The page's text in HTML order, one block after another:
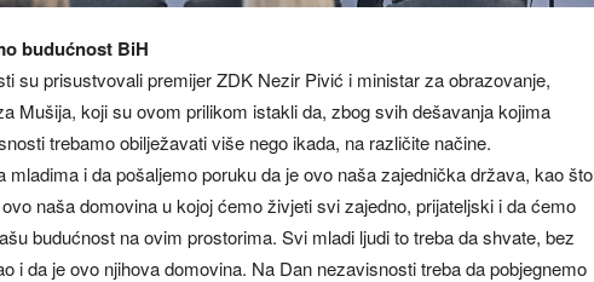
budućnost BiH
su prisustvovali premijer ZDK Nezir Pivić i ministar za obrazovanje,
Mušija, koji su ovom prilikom istakli da, zbog svih dešavanja kojima
trebamo obilježavati više nego ikada, na različite načine.
mladima i da pošaljemo poruku da je ovo naša zajednička država, kao što
naša domovina u kojoj ćemo živjeti svi zajedno, prijateljski i da ćemo
budućnost na ovim prostorima. Svi mladi ljudi to treba da shvate, bez
i da je ovo njihova domovina. Na Dan nezavisnosti treba da pobjegnemo